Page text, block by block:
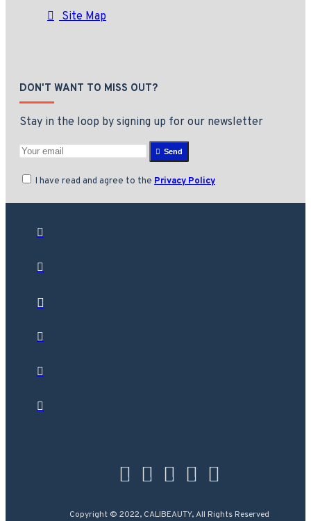
Site Map
DON'T WANT TO MISS OUT?
Stay in the loop by signing up for our newsletter
Send
I have read and agree to the Privacy Policy
Copyright © 2022, CALIBEAUTY, All Rights Reserved